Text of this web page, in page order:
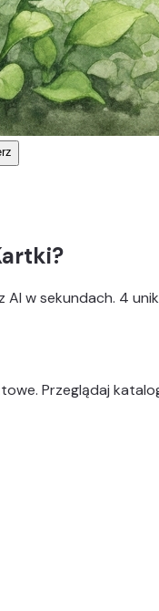
AI w sekundach. 4
Przeglądaj